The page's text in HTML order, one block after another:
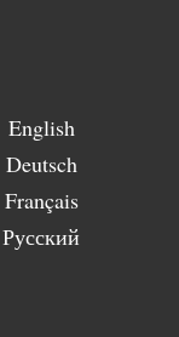
English
Deutsch
Français
Русский